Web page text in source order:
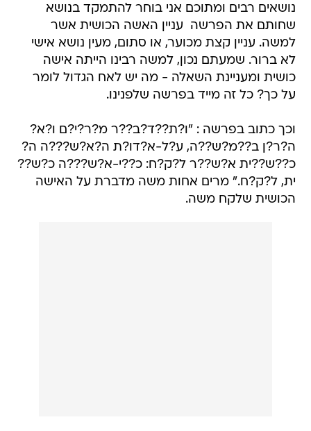
נושאים רבים ומתוכם אני בוחר להתמקד בנושא
שחותם את הפרשה  עניין האשה הכושית אשר
למשה. עניין קצת מכוער, או סתום, מעין נושא אישי
לא ברור. שמעתם נכון, למשה רבינו הייתה אישה
כושית ומעניינת השאלה - מה יש לאח הגדול לומר
על כך? כל זה מייד בפרשה שלפנינו.
וכך כתוב בפרשה : "ו?ת??ד?ב??ר מ?ר?י?ם ו?א?
ה?ר?ן ב??מ?ש??ה, ע?ל-א?דו?ת ה?א?ש???ה ה?
כ??ש??ית א?ש??ר ל?ק?ח: כ??י-א?ש???ה כ?ש??
ית, ל?ק?ח." מרים אחות משה מדברת על האישה
הכושית שלקח משה.